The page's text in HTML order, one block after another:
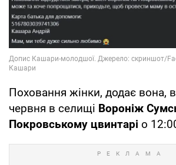
Поховання жінки, додає вона,
червня в селищі Вороніж
Покровському цвинтарі о